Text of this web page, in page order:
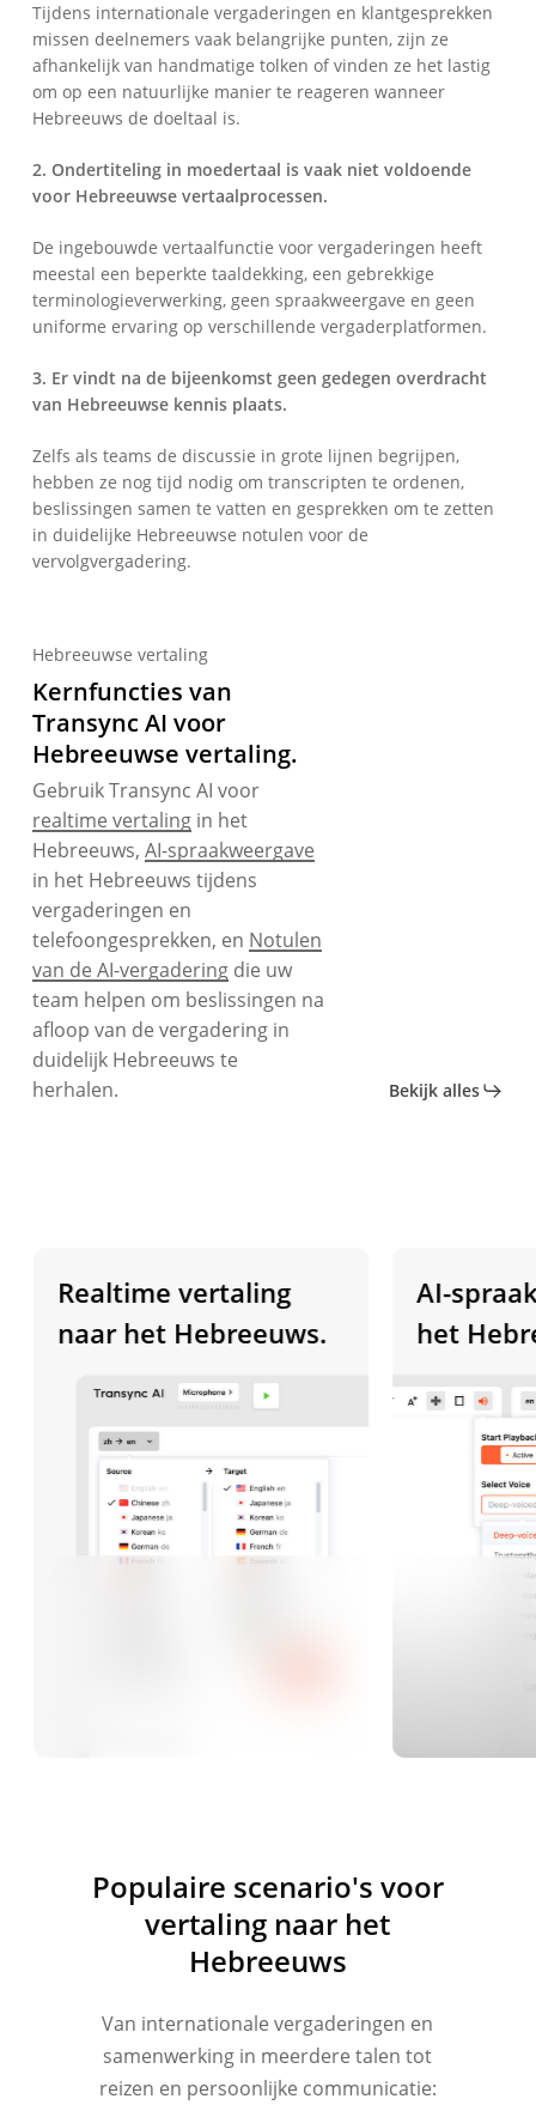
Tijdens internationale vergaderingen en klantgesprekken
missen deelnemers vaak belangrijke punten, zijn ze
afhankelijk van handmatige tolken of vinden ze het lastig
om op een natuurlijke manier te reageren wanneer
Hebreeuws de doeltaal is.
2. Ondertiteling in moedertaal is vaak niet voldoende
voor Hebreeuwse vertaalprocessen.
De ingebouwde vertaalfunctie voor vergaderingen heeft
meestal een beperkte taaldekking, een gebrekkige
terminologieverwerking, geen spraakweergave en geen
uniforme ervaring op verschillende vergaderplatformen.
3. Er vindt na de bijeenkomst geen gedegen overdracht
van Hebreeuwse kennis plaats.
Zelfs als teams de discussie in grote lijnen begrijpen,
hebben ze nog tijd nodig om transcripten te ordenen,
beslissingen samen te vatten en gesprekken om te zetten
in duidelijke Hebreeuwse notulen voor de
vervolgvergadering.
Hebreeuwse vertaling
Kernfuncties van
Transync AI voor
Hebreeuwse vertaling.
Gebruik Transync AI voor
realtime vertaling in het
Hebreeuws,AI-spraakweergave
in het Hebreeuws tijdens
vergaderingen en
telefoongesprekken, en Notulen
van de AI-vergadering die uw
team helpen om beslissingen na
afloop van de vergadering in
duidelijk Hebreeuws te
herhalen.
Bekijk alles
Realtime vertaling
naar het Hebreeuws.
AI-
het
Populaire scenario's voor
vertaling naar het
Hebreeuws
Van internationale vergaderingen en
samenwerking in meerdere talen tot
reizen en persoonlijke communicatie: